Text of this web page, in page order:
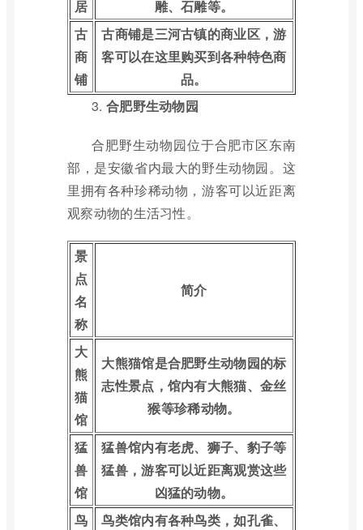
居
雕、石雕等。
古
商
铺
古商铺是三河古镇的商业区，游
客可以在这里购买到各种特色商
品。
3. 合肥野生动物园
合肥野生动物园位于合肥市区东南
部，是安徽省内最大的野生动物园。这
里拥有各种珍稀动物，游客可以近距离
观察动物的生活习性。
景
点
名
称
简介
大
熊
猫
馆
大熊猫馆是合肥野生动物园的标
志性景点，馆内有大熊猫、金丝
猴等珍稀动物。
猛
兽
馆
猛兽馆内有老虎、狮子、豹子等
猛兽，游客可以近距离观赏这些
凶猛的动物。
鸟
鸟类馆内有各种鸟类，如孔雀、